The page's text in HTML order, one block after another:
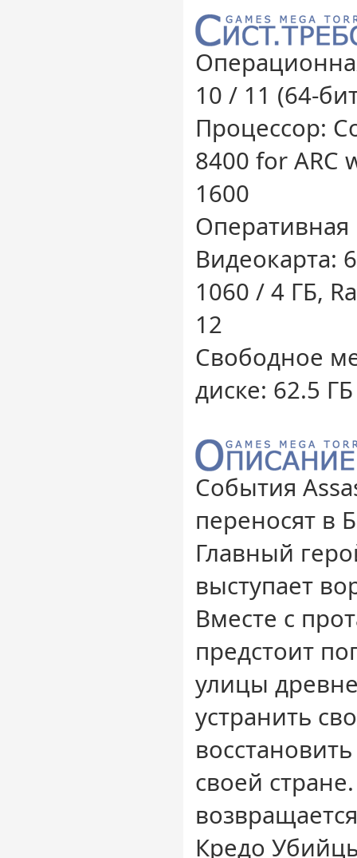
10 / 11 (64-
Процессор:
8400 for ARC
1600
Оперативная
Видеокарта:
1060 / 4 ГБ,
12
Свободное
диске: 62.5 ГБ
События
переносят в
Главный
выступает
Вместе с
предстоит
улицы
устранить
своей
Кредо